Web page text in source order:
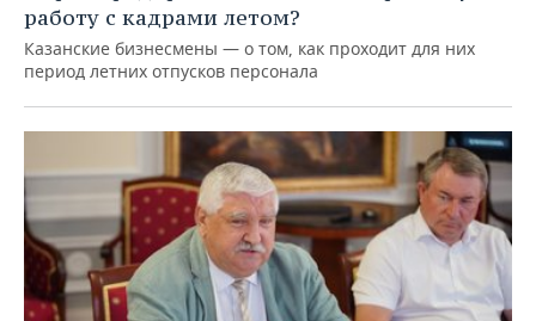
работу с кадрами летом?
Казанские бизнесмены — о том, как проходит для них
период летних отпусков персонала